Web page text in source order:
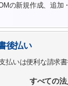
の新規作成、追加
後払い
払いは便利な請求
すべての